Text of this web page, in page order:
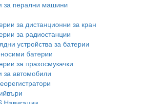
за перални машини
за дистанционни за кран
за радиостанции
устройства за батерии
батерии
за прахосмукачки
за автомобили